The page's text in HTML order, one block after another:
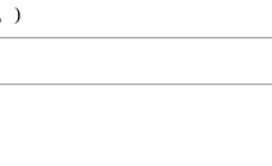
)